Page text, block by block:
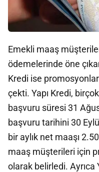
Emekli maaş
ödemelerinde öne
Kredi ise
çekti. Yapı Kredi,
başvuru süresi 31
başvuru tarihini 30
bir aylık net maaşı
maaş müşterileri için
olarak belirledi. Ayrıca